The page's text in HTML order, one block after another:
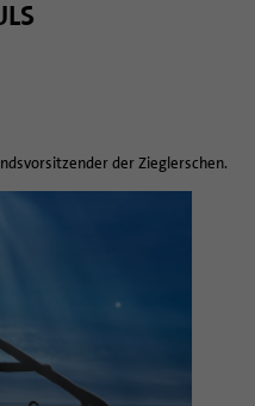
der Zieglerschen.